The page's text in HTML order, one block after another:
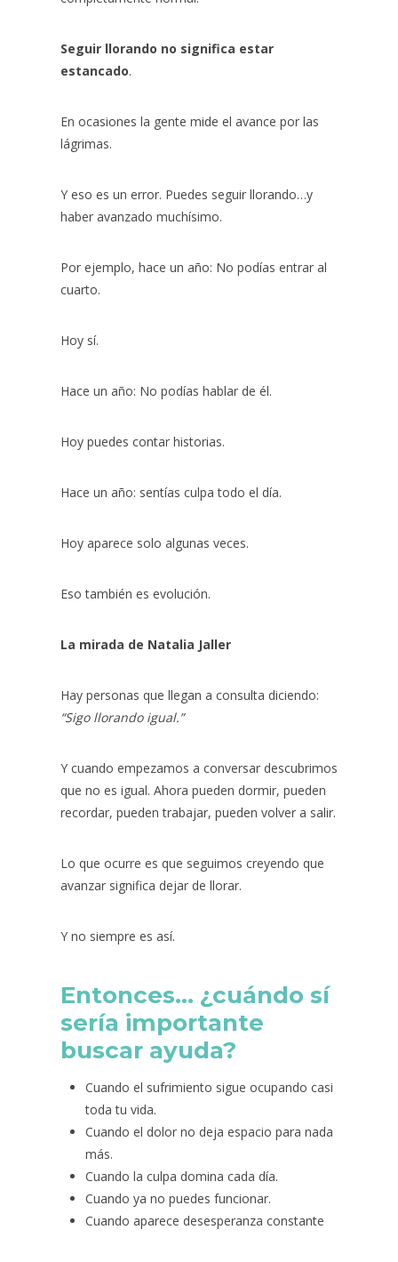
Seguir llorando no significa estar
estancado.
En ocasiones la gente mide el avance por las
lágrimas.
Y eso es un error. Puedes seguir llorando…y
haber avanzado muchísimo.
Por ejemplo, hace un año: No podías entrar al
cuarto.
Hoy sí.
Hace un año: No podías hablar de él.
Hoy puedes contar historias.
Hace un año: sentías culpa todo el día.
Hoy aparece solo algunas veces.
Eso también es evolución.
La mirada de Natalia Jaller
Hay personas que llegan a consulta diciendo:
“Sigo llorando igual.”
Y cuando empezamos a conversar descubrimos
que no es igual. Ahora pueden dormir, pueden
recordar, pueden trabajar, pueden volver a salir.
Lo que ocurre es que seguimos creyendo que
avanzar significa dejar de llorar.
Y no siempre es así.
Entonces… ¿cuándo sí
sería importante
buscar ayuda?
Cuando el sufrimiento sigue ocupando casi
toda tu vida.
Cuando el dolor no deja espacio para nada
más.
Cuando la culpa domina cada día.
Cuando ya no puedes funcionar.
Cuando aparece desesperanza constante